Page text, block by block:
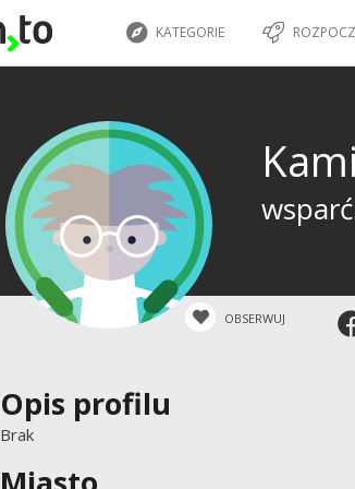
KATEGORIE
OBSERWUJ
Opis profilu
Brak